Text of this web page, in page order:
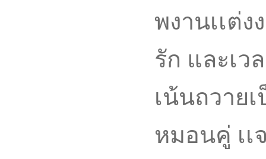
พงานเเต่
รัก และเว
เน้นถวาย
หมอนคู่ เเ